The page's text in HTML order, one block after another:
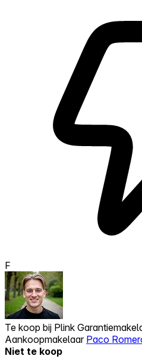
F
Te koop bij Plink
Aankoopmakelaar Paco
Niet te koop